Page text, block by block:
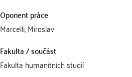
Oponent práce
Marcelli, Miroslav
Fakulta / součást
Fakulta humanitních studií